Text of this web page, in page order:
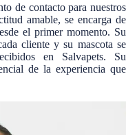
de contacto para nuestros
amable, se encarga de
el primer momento. Su
cliente y su mascota se
en Salvapets. Su
de la experiencia que